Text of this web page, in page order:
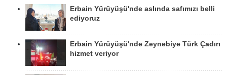
Erbain Yürüyüşü'nde aslında safımızı belli
ediyoruz
Erbain Yürüyüşü'nde Zeynebiye Türk Çadırı
hizmet veriyor